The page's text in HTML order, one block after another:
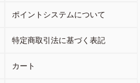
ポイントシステムについて
特定商取引法に基づく表記
カート